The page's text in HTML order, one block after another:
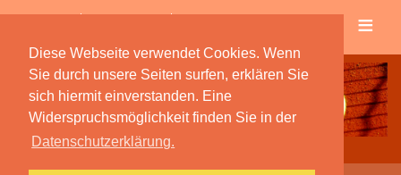
Diese Webseite verwendet Cookies. Wenn
Sie durch unsere Seiten surfen, erklären Sie
sich hiermit einverstanden. Eine
Widerspruchsmöglichkeit finden Sie in der
Datenschutzerklärung.
≡